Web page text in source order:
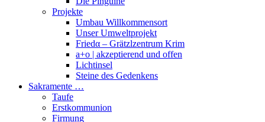
Projekte
Umbau Willkommensort
Unser Umweltprojekt
Friedα – Grätzlzentrum Krim
a+o | akzeptierend und offen
Lichtinsel
Steine des Gedenkens
Sakramente …
Taufe
Erstkommunion
Firmung